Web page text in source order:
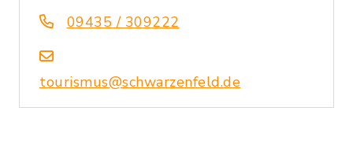
09435 / 309222
tourismus@schwarzenfeld.de